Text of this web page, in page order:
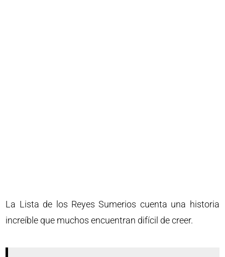
La Lista de los Reyes Sumerios cuenta una historia
increíble que muchos encuentran difícil de creer.